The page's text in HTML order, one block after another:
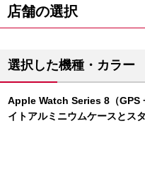
店舗の選択
選択した機種・カラー
Apple Watch Series 8（GPS
イトアルミニウムケースとス